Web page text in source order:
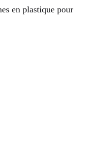
en plastique pour